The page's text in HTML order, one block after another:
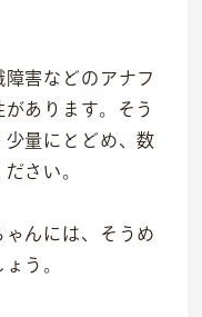
害などのアナフ
あります。そう
量にとどめ、数
さい。
んには、そうめ
う。